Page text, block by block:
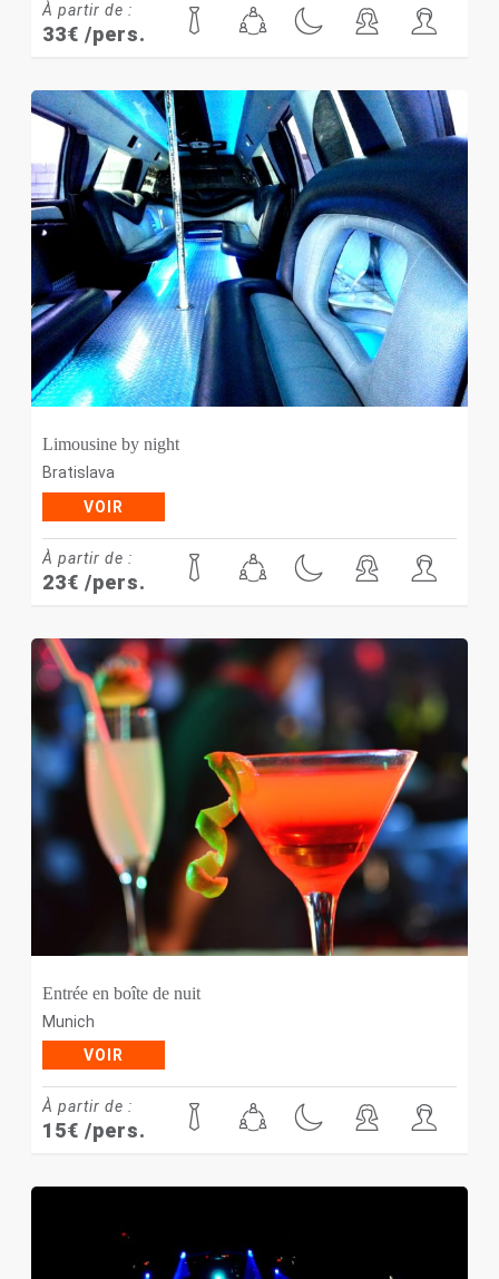
À partir de :
33€ /pers.
Limousine by night
Bratislava
VOIR
À partir de :
23€ /pers.
Entrée en boîte de nuit
Munich
VOIR
À partir de :
15€ /pers.